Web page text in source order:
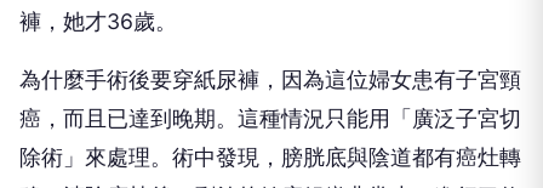
褲，她才36歲。
為什麼手術後要穿紙尿褲，因為這位婦女患有子宮頸
癌，而且已達到晚期。這種情況只能用「廣泛子宮切
除術」來處理。術中發現，膀胱底與陰道都有癌灶轉